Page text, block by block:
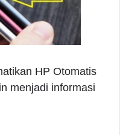
HP Otomatis
menjadi informasi